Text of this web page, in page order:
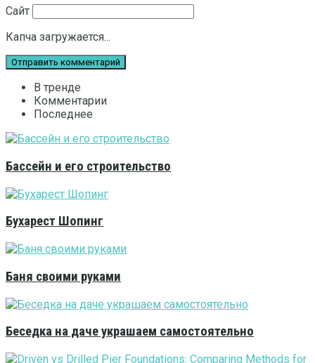
Сайт
Капча загружается...
В тренде
Комментарии
Последнее
Бассейн и его строительство
Бухарест Шопинг
Баня своими руками
Беседка на даче украшаем самостоятельно